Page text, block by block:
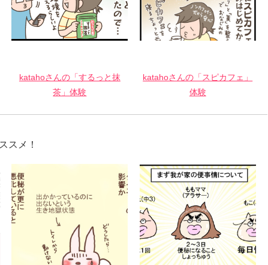
katahoさんの「するっと抹
茶」体験
katahoさんの「スピカフェ」
体験
スメ！